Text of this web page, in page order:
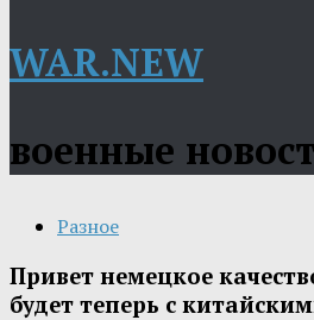
WAR.NEW
военные
Разное
Привет немецкое
будет теперь с